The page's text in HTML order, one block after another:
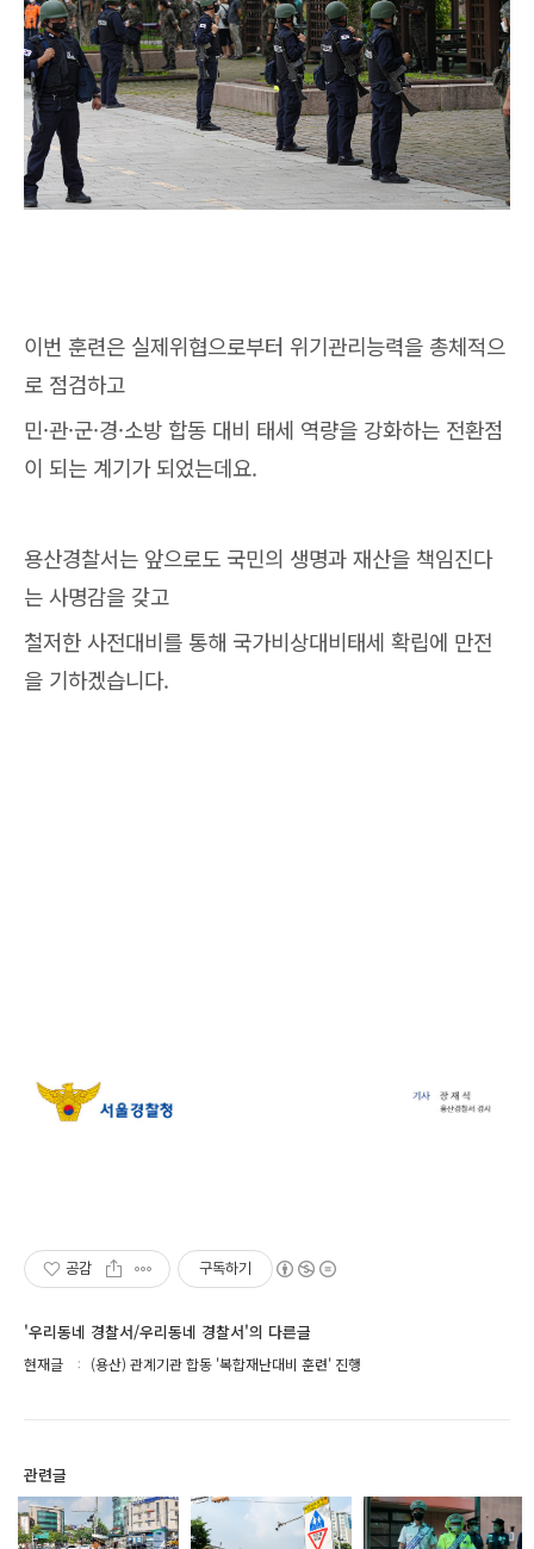
이번 훈련은 실제위협으로부터 위기관리능력을 총체적으
로 점검하고
민·관·군·경·소방 합동 대비 태세 역량을 강화하는 전환점
이 되는 계기가 되었는데요.
용산경찰서는 앞으로도 국민의 생명과 재산을 책임진다
는 사명감을 갖고
철저한 사전대비를 통해 국가비상대비태세 확립에 만전
을 기하겠습니다.
공감 구독하기
'우리동네 경찰서/우리동네 경찰서'의 다른글
현재글 (용산) 관계기관 합동 '복합재난대비 훈련' 진행
관련글